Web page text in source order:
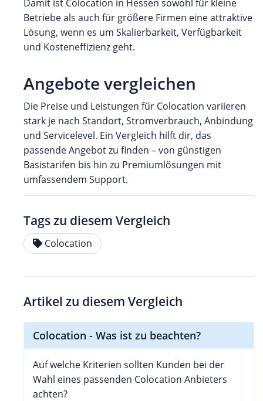
Damit ist Colocation in Hessen sowohl für kleine
Betriebe als auch für größere Firmen eine attraktive
Lösung, wenn es um Skalierbarkeit, Verfügbarkeit
und Kosteneffizienz geht.
Angebote vergleichen
Die Preise und Leistungen für Colocation variieren
stark je nach Standort, Stromverbrauch, Anbindung
und Servicelevel. Ein Vergleich hilft dir, das
passende Angebot zu finden – von günstigen
Basistarifen bis hin zu Premiumlösungen mit
umfassendem Support.
Tags zu diesem Vergleich
Colocation
Artikel zu diesem Vergleich
Colocation - Was ist zu beachten?
Auf welche Kriterien sollten Kunden bei der
Wahl eines passenden Colocation Anbieters
achten?